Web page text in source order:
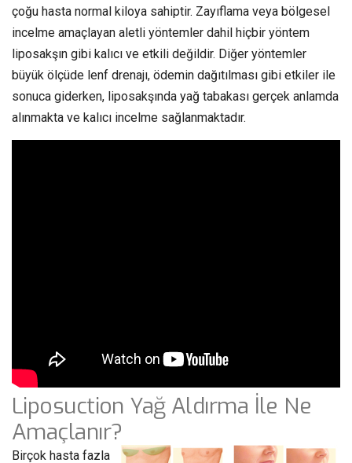
çoğu hasta normal kiloya sahiptir. Zayıflama veya bölgesel
incelme amaçlayan aletli yöntemler dahil hiçbir yöntem
liposakşın gibi kalıcı ve etkili değildir. Diğer yöntemler
büyük ölçüde lenf drenajı, ödemin dağıtılması gibi etkiler ile
sonuca giderken, liposakşında yağ tabakası gerçek anlamda
alınmakta ve kalıcı incelme sağlanmaktadır.
Liposuction Yağ Aldırma İle Ne
Amaçlanır?
Birçok hasta fazla